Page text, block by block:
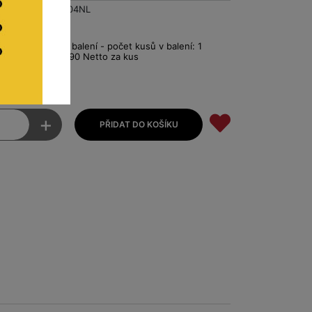
BA3304NL
Pro balení - počet kusů v balení: 1
€0.90 Netto za kus
+